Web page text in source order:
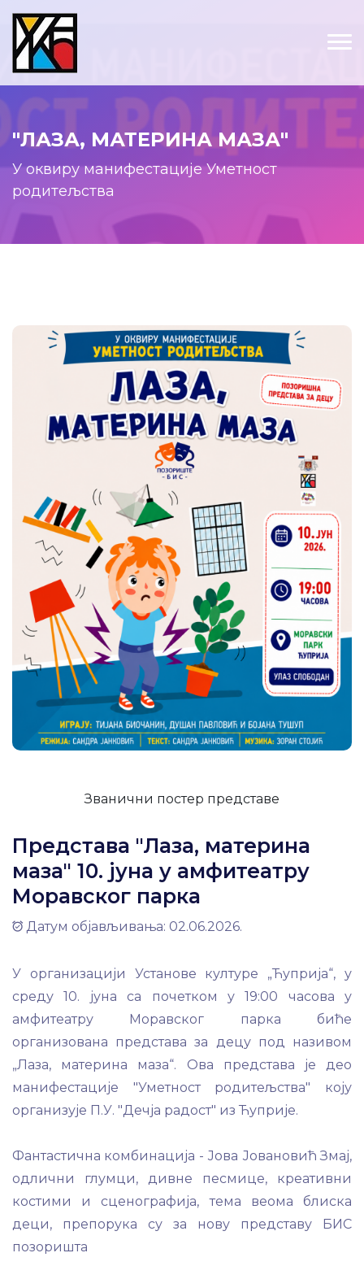
"ЛАЗА, МАТЕРИНА МАЗА"
У оквиру манифестације Уметност
родитељства
Званични постер представе
Представа "Лаза, материна
маза" 10. јуна у амфитеатру
Моравског парка
Датум објављивања: 02.06.2026.
У организацији Установе културе „Ћуприја“, у
среду 10. јуна са почетком у 19:00 часова у
амфитеатру Моравског парка биће
организована представа за децу под називом
„Лаза, материна маза“. Ова представа је део
манифестације "Уметност родитељства" коју
организује П.У. "Дечја радост" из Ћуприје.
Фантастична комбинација - Јова Јовановић Змај,
одлични глумци, дивне песмице, креативни
костими и сценографија, тема веома блиска
деци, препорука су за нову представу БИС
позоришта